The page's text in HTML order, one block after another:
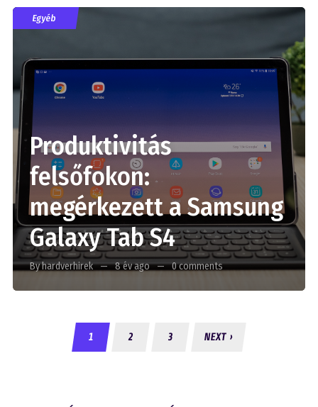
Egyéb
Produktivitás
felsőfokon:
megérkezett a Samsung
Galaxy Tab S4
By hardverhirek 8 év ago 0 comments
1 2 3 NEXT ›